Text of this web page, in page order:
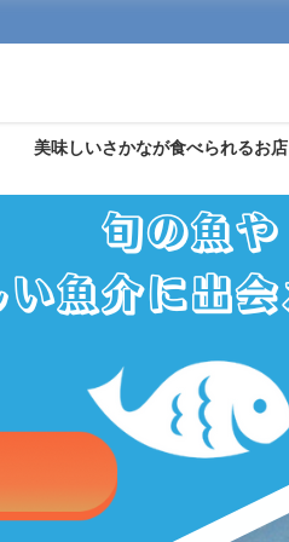
美味しいさかなが食べられるお店